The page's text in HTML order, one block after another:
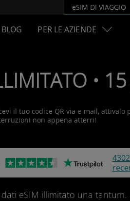
eSIM DI VIAGGIO
PER LE AZIENDE
•
il tuo codice QR via e-mail,
non appena atterri!
eSIM illimitato una tantum.